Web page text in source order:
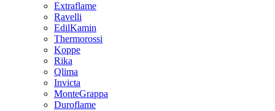
Extraflame
Ravelli
EdilKamin
Thermorossi
Koppe
Rika
Qlima
Invicta
MonteGrappa
Duroflame